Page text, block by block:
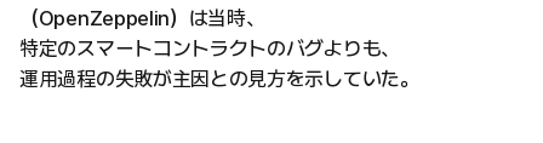
（OpenZeppelin）は当時、
特定のスマートコントラクトのバグよりも、
運用過程の失敗が主因との見方を示していた。